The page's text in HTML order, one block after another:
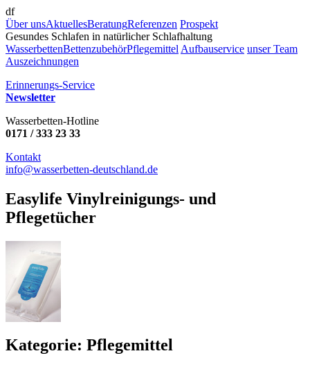
df
Über unsAktuellesBeratungReferenzen Prospekt
Gesundes Schlafen in natürlicher Schlafhaltung
WasserbettenBettenzubehörPflegemittel Aufbauservice unser Team
Auszeichnungen
Erinnerungs-Service
Newsletter
Wasserbetten-Hotline
0171 / 333 23 33
Kontakt
info@wasserbetten-deutschland.de
Easylife Vinylreinigungs- und
Pflegetücher
Kategorie: Pflegemittel